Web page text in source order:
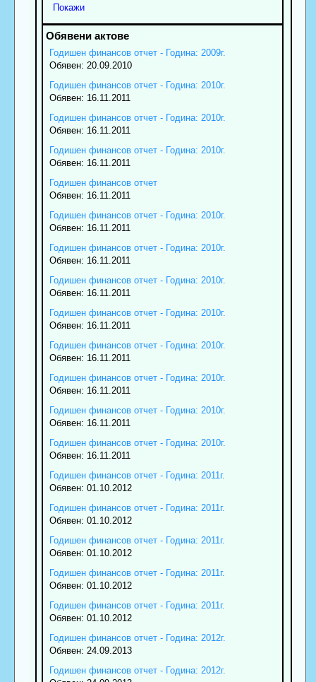
Покажи
Годишен финансов отчет - Година: 2009г.
Обявен: 20.09.2010
Годишен финансов отчет - Година: 2010г.
Обявен: 16.11.2011
Годишен финансов отчет - Година: 2010г.
Обявен: 16.11.2011
Годишен финансов отчет - Година: 2010г.
Обявен: 16.11.2011
Годишен финансов отчет
Обявен: 16.11.2011
Годишен финансов отчет - Година: 2010г.
Обявен: 16.11.2011
Годишен финансов отчет - Година: 2010г.
Обявен: 16.11.2011
Годишен финансов отчет - Година: 2010г.
Обявен: 16.11.2011
Годишен финансов отчет - Година: 2010г.
Обявен: 16.11.2011
Годишен финансов отчет - Година: 2010г.
Обявен: 16.11.2011
Годишен финансов отчет - Година: 2010г.
Обявен: 16.11.2011
Годишен финансов отчет - Година: 2010г.
Обявен: 16.11.2011
Годишен финансов отчет - Година: 2010г.
Обявен: 16.11.2011
Годишен финансов отчет - Година: 2011г.
Обявен: 01.10.2012
Годишен финансов отчет - Година: 2011г.
Обявен: 01.10.2012
Годишен финансов отчет - Година: 2011г.
Обявен: 01.10.2012
Годишен финансов отчет - Година: 2011г.
Обявен: 01.10.2012
Годишен финансов отчет - Година: 2011г.
Обявен: 01.10.2012
Годишен финансов отчет - Година: 2012г.
Обявен: 24.09.2013
Годишен финансов отчет - Година: 2012г.